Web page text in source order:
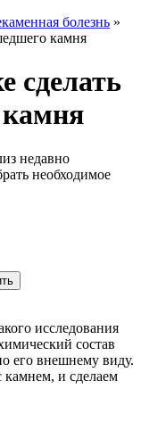
болезнь »
камня
сделать
недавно
необходимое
исследования
состав
его внешнему виду.
и сделаем